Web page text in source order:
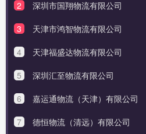
2
深圳市国翔物流有限公司
3
天津市鸿智物流有限公司
4
天津福盛达物流有限公司
5
深圳汇至物流有限公司
6
嘉运通物流（天津）有限公司
7
德恒物流（清远）有限公司